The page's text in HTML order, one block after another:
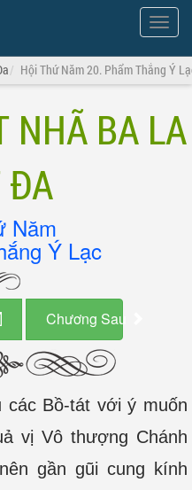
Show
Menu
Hội Thứ Năm 20. Phẩm Thắng Ý
NHÃ BA LA
ĐA
Năm
Ý Lạc
Chương Sau
các Bồ-tát với ý muốn
vị Vô thượng Chánh
gần gũi cung kính